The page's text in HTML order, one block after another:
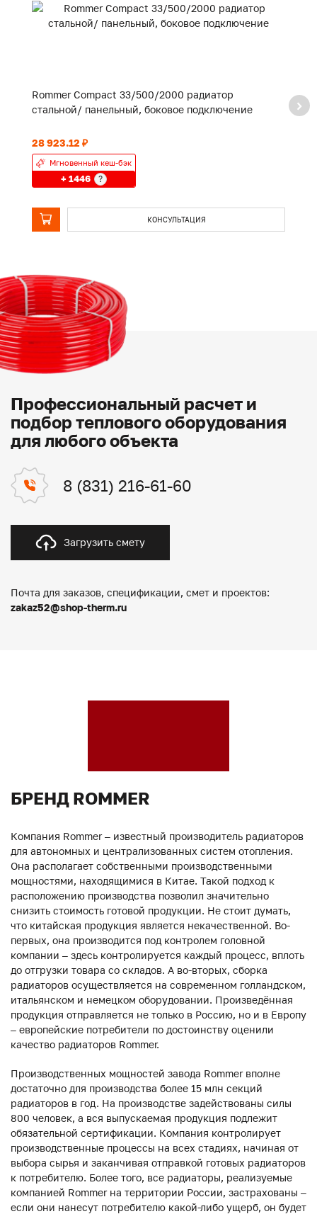
Rommer Compact 33/500/2000 радиатор
стальной/ панельный, боковое подключение
28 923.12 ₽
Мгновенный кеш-бэк
+ 1446 ?
КОНСУЛЬТАЦИЯ
Профессиональный расчет и
подбор теплового оборудования
для любого объекта
8 (831) 216-61-60
Загрузить смету
Почта для заказов, спецификации, смет и проектов:
zakaz52@shop-therm.ru
БРЕНД ROMMER
Компания Rommer – известный производитель радиаторов
для автономных и централизованных систем отопления.
Она располагает собственными производственными
мощностями, находящимися в Китае. Такой подход к
расположению производства позволил значительно
снизить стоимость готовой продукции. Не стоит думать,
что китайская продукция является некачественной. Во-
первых, она производится под контролем головной
компании – здесь контролируется каждый процесс, вплоть
до отгрузки товара со складов. А во-вторых, сборка
радиаторов осуществляется на современном голландском,
итальянском и немецком оборудовании. Произведённая
продукция отправляется не только в Россию, но и в Европу
– европейские потребители по достоинству оценили
качество радиаторов Rommer.
Производственных мощностей завода Rommer вполне
достаточно для производства более 15 млн секций
радиаторов в год. На производстве задействованы силы
800 человек, а вся выпускаемая продукция подлежит
обязательной сертификации. Компания контролирует
производственные процессы на всех стадиях, начиная от
выбора сырья и заканчивая отправкой готовых радиаторов
к потребителю. Более того, все радиаторы, реализуемые
компанией Rommer на территории России, застрахованы –
если они нанесут потребителю какой-либо ущерб, он будет